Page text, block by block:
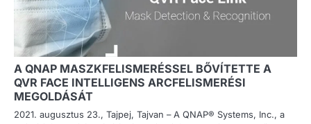
A QNAP MASZKFELISMERÉSSEL BŐVÍTETTE A
QVR FACE INTELLIGENS ARCFELISMERÉSI
MEGOLDÁSÁT
2021. augusztus 23., Tajpej, Tajvan – A QNAP® Systems, Inc., a